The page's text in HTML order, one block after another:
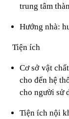
trung tâm
Hướng nhà:
Tiện ích
Cơ sở vật
cho đến hệ
cho người sử
Tiện ích nội